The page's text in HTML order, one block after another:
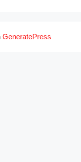
GeneratePress